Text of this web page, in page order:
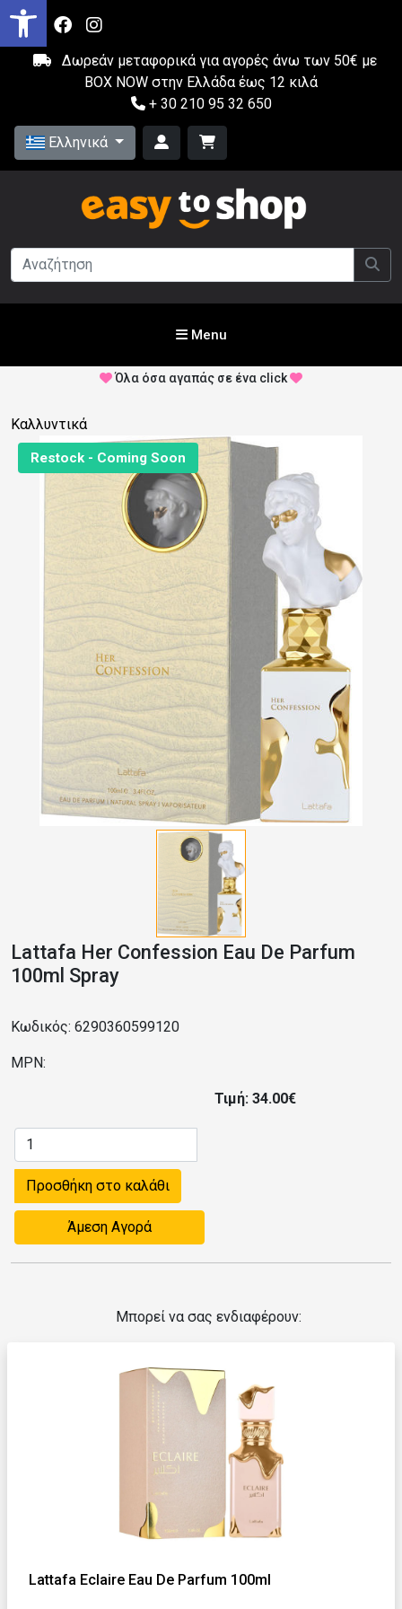
Δωρεάν μεταφορικά για αγορές άνω των 50€ με
BOX NOW στην Ελλάδα έως 12 κιλά
+ 30 210 95 32 650
Ελληνικά
Menu
Όλα όσα αγαπάς σε ένα click
Καλλυντικά
Restock - Coming Soon
Lattafa Her Confession Eau De Parfum
100ml Spray
Κωδικός: 6290360599120
MPN:
Τιμή: 34.00€
Προσθήκη στο καλάθι
Άμεση Αγορά
Μπορεί να σας ενδιαφέρουν:
Lattafa Eclaire Eau De Parfum 100ml